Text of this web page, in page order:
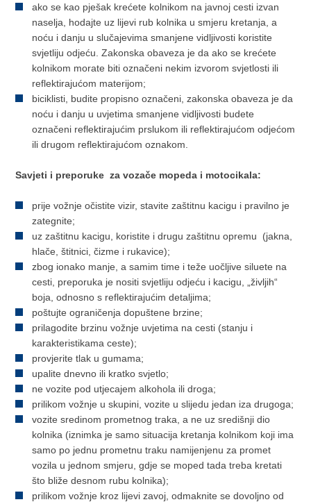
ako se kao pješak krećete kolnikom na javnoj cesti izvan
naselja, hodajte uz lijevi rub kolnika u smjeru kretanja, a
noću i danju u slučajevima smanjene vidljivosti koristite
svjetliju odjeću. Zakonska obaveza je da ako se krećete
kolnikom morate biti označeni nekim izvorom svjetlosti ili
reflektirajućom materijom;
biciklisti, budite propisno označeni, zakonska obaveza je da
noću i danju u uvjetima smanjene vidljivosti budete
označeni reflektirajućim prslukom ili reflektirajućom odjećom
ili drugom reflektirajućom oznakom.
Savjeti i preporuke za vozače mopeda i motocikala:
prije vožnje očistite vizir, stavite zaštitnu kacigu i pravilno je
zategnite;
uz zaštitnu kacigu, koristite i drugu zaštitnu opremu (jakna,
hlače, štitnici, čizme i rukavice);
zbog ionako manje, a samim time i teže uočljive siluete na
cesti, preporuka je nositi svjetliju odjeću i kacigu, „življih“
boja, odnosno s reflektirajućim detaljima;
poštujte ograničenja dopuštene brzine;
prilagodite brzinu vožnje uvjetima na cesti (stanju i
karakteristikama ceste);
provjerite tlak u gumama;
upalite dnevno ili kratko svjetlo;
ne vozite pod utjecajem alkohola ili droga;
prilikom vožnje u skupini, vozite u slijedu jedan iza drugoga;
vozite sredinom prometnog traka, a ne uz središnji dio
kolnika (iznimka je samo situacija kretanja kolnikom koji ima
samo po jednu prometnu traku namijenjenu za promet
vozila u jednom smjeru, gdje se moped tada treba kretati
što bliže desnom rubu kolnika);
prilikom vožnje kroz lijevi zavoj, odmaknite se dovoljno od